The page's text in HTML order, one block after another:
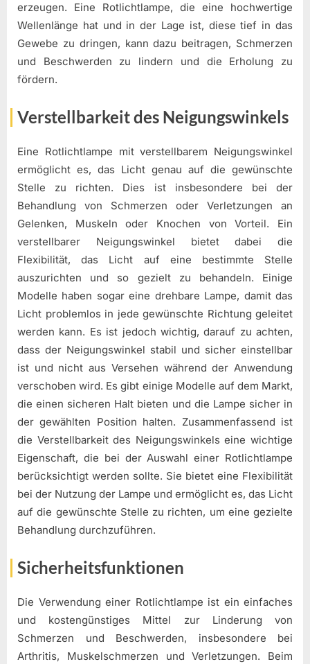
erzeugen. Eine Rotlichtlampe, die eine hochwertige
Wellenlänge hat und in der Lage ist, diese tief in das
Gewebe zu dringen, kann dazu beitragen, Schmerzen
und Beschwerden zu lindern und die Erholung zu
fördern.
Verstellbarkeit des Neigungswinkels
Eine Rotlichtlampe mit verstellbarem Neigungswinkel
ermöglicht es, das Licht genau auf die gewünschte
Stelle zu richten. Dies ist insbesondere bei der
Behandlung von Schmerzen oder Verletzungen an
Gelenken, Muskeln oder Knochen von Vorteil. Ein
verstellbarer Neigungswinkel bietet dabei die
Flexibilität, das Licht auf eine bestimmte Stelle
auszurichten und so gezielt zu behandeln. Einige
Modelle haben sogar eine drehbare Lampe, damit das
Licht problemlos in jede gewünschte Richtung geleitet
werden kann. Es ist jedoch wichtig, darauf zu achten,
dass der Neigungswinkel stabil und sicher einstellbar
ist und nicht aus Versehen während der Anwendung
verschoben wird. Es gibt einige Modelle auf dem Markt,
die einen sicheren Halt bieten und die Lampe sicher in
der gewählten Position halten. Zusammenfassend ist
die Verstellbarkeit des Neigungswinkels eine wichtige
Eigenschaft, die bei der Auswahl einer Rotlichtlampe
berücksichtigt werden sollte. Sie bietet eine Flexibilität
bei der Nutzung der Lampe und ermöglicht es, das Licht
auf die gewünschte Stelle zu richten, um eine gezielte
Behandlung durchzuführen.
Sicherheitsfunktionen
Die Verwendung einer Rotlichtlampe ist ein einfaches
und kostengünstiges Mittel zur Linderung von
Schmerzen und Beschwerden, insbesondere bei
Arthritis, Muskelschmerzen und Verletzungen. Beim